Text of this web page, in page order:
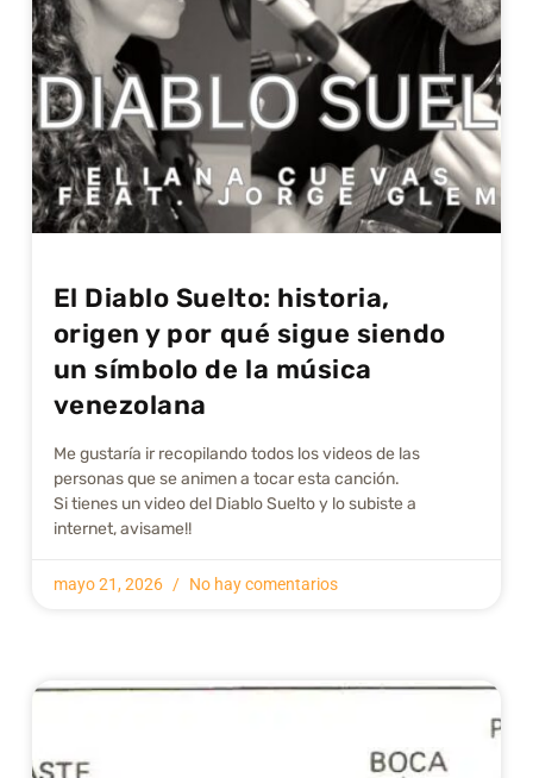
El Diablo Suelto: historia,
origen y por qué sigue siendo
un símbolo de la música
venezolana
Me gustarí­a ir recopilando todos los videos de las
personas que se animen a tocar esta canción.
Si tienes un video del Diablo Suelto y lo subiste a
internet, avisame!!
mayo 21, 2026 No hay comentarios